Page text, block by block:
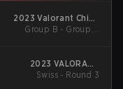
2023 Valorant China
Evolution Series Act-
Group B - Group B
2023 VALORANT
Champions Tour :
Swiss - Round 3